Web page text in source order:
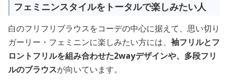
フェミニンスタイルをトータルで楽しみたい人
白のフリフリブラウスをコーデの中心に据えて、思い切り
ガーリー・フェミニンに楽しみたい方には、 袖フリルとフ
ロントフリルを組み合わせた2wayデザインや、多段フリ
ルのブラウスが向いています。